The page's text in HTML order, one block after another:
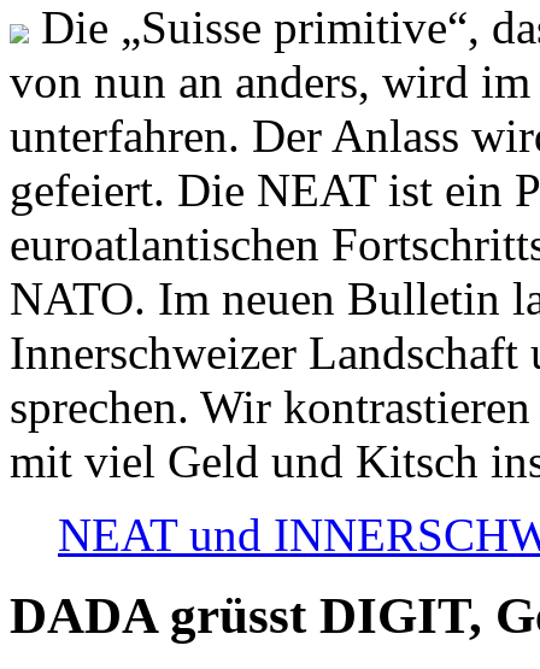
Die „Suisse primitive“,
von nun an anders, wird
unterfahren. Der Anlass
gefeiert. Die NEAT ist ein
euroatlantischen
NATO. Im neuen Bulletin
Innerschweizer
sprechen. Wir
mit viel Geld und Kitsch
NEAT und
DADA grüsst DIGIT,